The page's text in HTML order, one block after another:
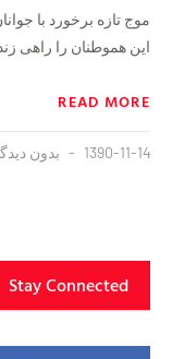
موج تازه برخورد با
این هموطنان را راهی
READ MORE
1390-11-14 بدون
Stay Connected